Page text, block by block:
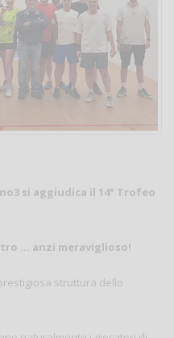
si aggiudica il 14° Trofeo
… anzi meraviglioso!
struttura dello